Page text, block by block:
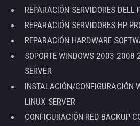
REPARACIÓN SERVIDORES DELL
REPARACIÓN SERVIDORES HP
REPARACIÓN HARDWARE
SOPORTE WINDOWS 2003
SERVER
INSTALACIÓN/CONFIGURACIÓN
LINUX SERVER
CONFIGURACIÓN RED BACKUP